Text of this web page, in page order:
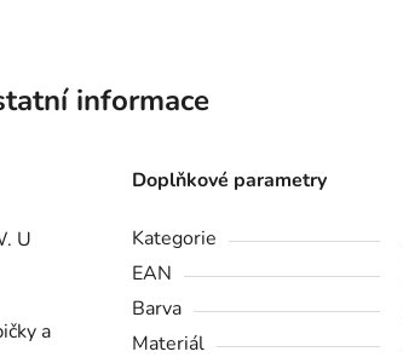
informace
U
a
Doplňkové parametry
Kategorie
EAN
Barva
Materiál